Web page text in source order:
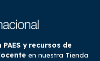
y recursos de
en nuestra Tienda